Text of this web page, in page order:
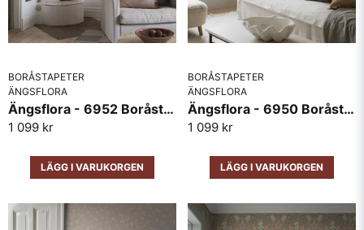
BORÅSTAPETER
ÄNGSFLORA
Ängsflora - 6952 Boråstapeter
1 099 kr
LÄGG I VARUKORGEN
BORÅSTAPETER
ÄNGSFLORA
Ängsflora - 6950 Boråstapeter
1 099 kr
LÄGG I VARUKORGEN
Skicka fråga